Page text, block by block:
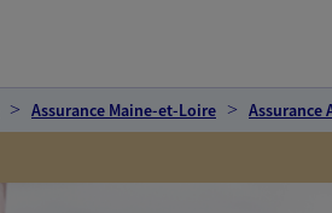
Assurance Maine-et-Loire Assurance